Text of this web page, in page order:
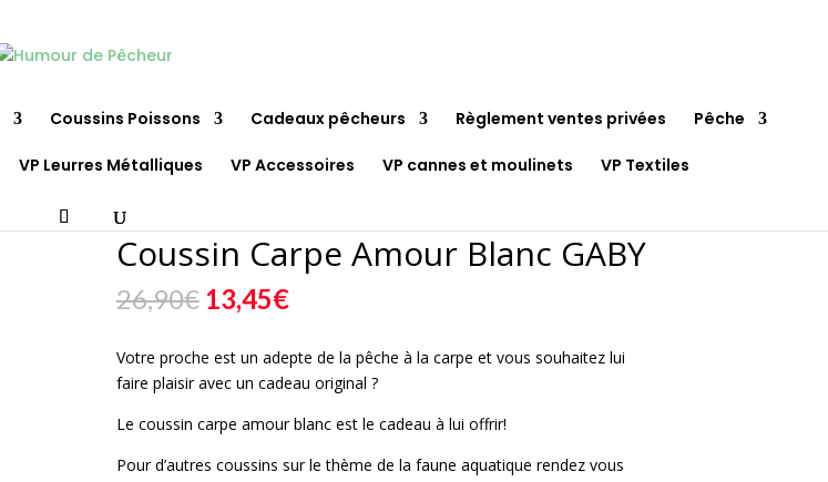
Coussins Poissons Cadeaux pêcheurs Règlement ventes privées Pêche
VP Leurres Métalliques VP Accessoires VP cannes et moulinets VP Textiles
Coussin Carpe Amour Blanc GABY
26,90€ Le
prix
initial
était :
26,90€.
13,45€Le
actuel
est :
13,45€.
Votre proche est un adepte de la pêche à la carpe et vous souhaitez lui
faire plaisir avec un cadeau original ?
Le coussin carpe amour blanc est le cadeau à lui offrir!
Pour d’autres coussins sur le thème de la faune aquatique rendez vous